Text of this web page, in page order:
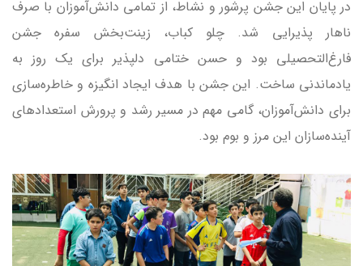
در پایان این جشن پرشور و نشاط، از تمامی دانش‌آموزان با صرف
ناهار پذیرایی شد. چلو کباب، زینت‌بخش سفره جشن
فارغ‌التحصیلی بود و حسن ختامی دلپذیر برای یک روز به
یادماندنی ساخت. این جشن با هدف ایجاد انگیزه و خاطره‌سازی
برای دانش‌آموزان، گامی مهم در مسیر رشد و پرورش استعدادهای
آینده‌سازان این مرز و بوم بود.